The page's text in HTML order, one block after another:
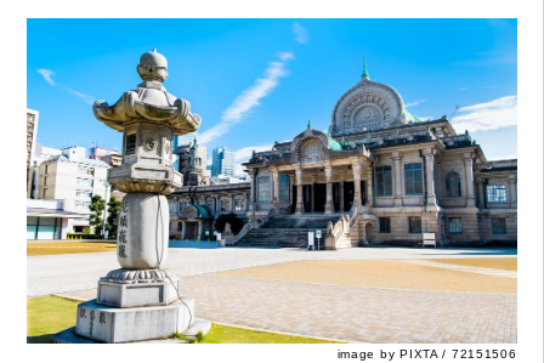
image by PIXTA / 72151506